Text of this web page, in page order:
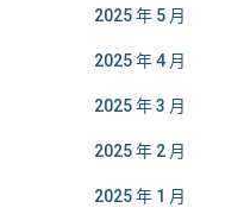
2025 年 5 月
2025 年 4 月
2025 年 3 月
2025 年 2 月
2025 年 1 月